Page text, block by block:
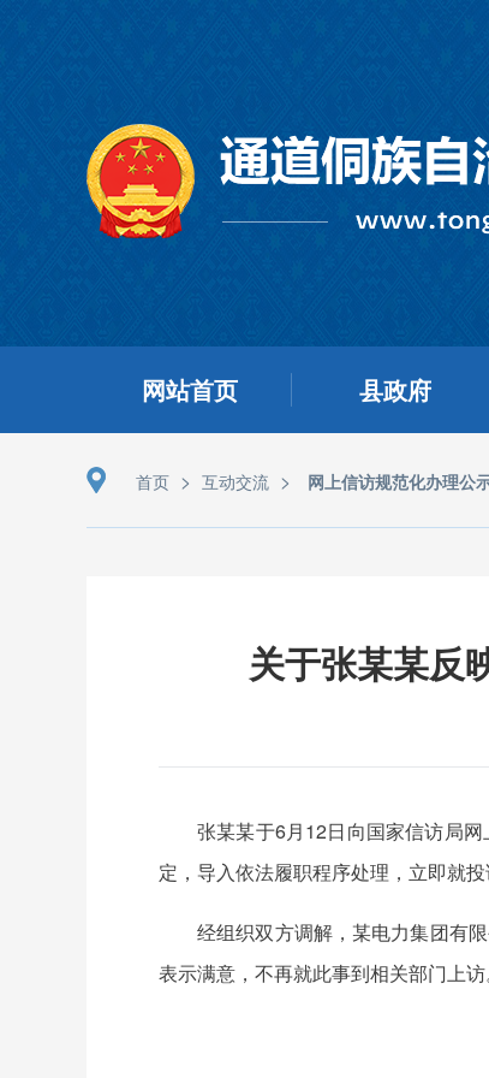
网站首页 县政府
首页 > 互动交流 > 网上信访规范化办理公
关于张某某反
张某某于6月12日向国家信访局
定，导入依法履职程序处理，立即就
经组织双方调解，某电力集团有
表示满意，不再就此事到相关部门上访